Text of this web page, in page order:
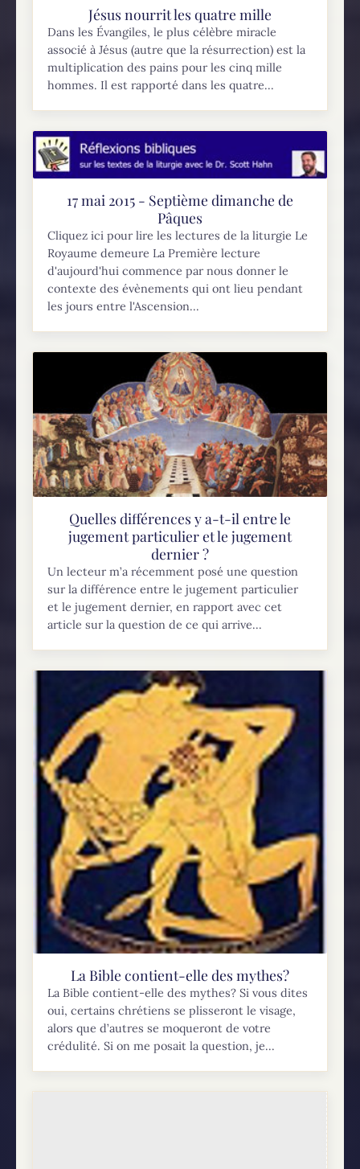
Jésus nourrit les quatre mille
Dans les Évangiles, le plus célèbre miracle
associé à Jésus (autre que la résurrection) est la
multiplication des pains pour les cinq mille
hommes. Il est rapporté dans les quatre...
17 mai 2015 - Septième dimanche de
Pâques
Cliquez ici pour lire les lectures de la liturgie Le
Royaume demeure La Première lecture
d'aujourd'hui commence par nous donner le
contexte des évènements qui ont lieu pendant
les jours entre l'Ascension...
Quelles différences y a-t-il entre le
jugement particulier et le jugement
dernier ?
Un lecteur m’a récemment posé une question
sur la différence entre le jugement particulier
et le jugement dernier, en rapport avec cet
article sur la question de ce qui arrive...
La Bible contient-elle des mythes?
La Bible contient-elle des mythes? Si vous dites
oui, certains chrétiens se plisseront le visage,
alors que d’autres se moqueront de votre
crédulité. Si on me posait la question, je...